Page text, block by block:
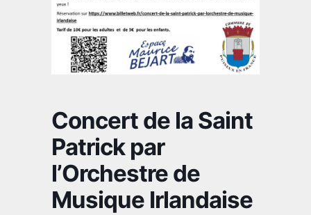
Concert de la Saint
Patrick par
l’Orchestre de
Musique Irlandaise